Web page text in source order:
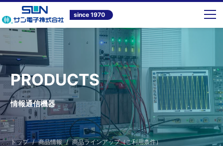
since 1970
PRODUCTS
情報通信機器
トップ 商品情報 商品ラインアップ（ご利用条件）